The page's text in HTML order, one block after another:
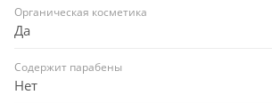
Органическая косметика
Да
Содержит парабены
Нет